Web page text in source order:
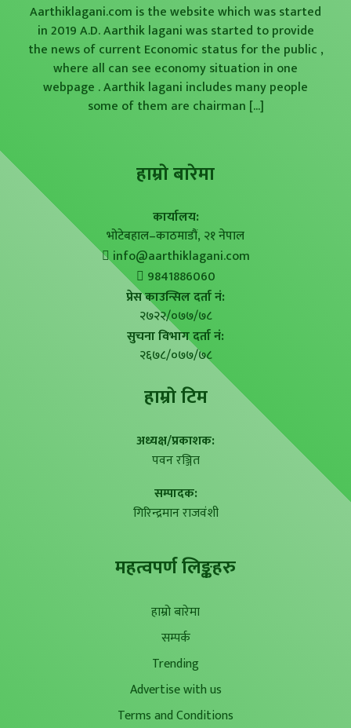
Aarthiklagani.com is the website which was started
in 2019 A.D. Aarthik lagani was started to provide
the news of current Economic status for the public ,
where all can see economy situation in one
webpage . Aarthik lagani includes many people
some of them are chairman [...]
हाम्राे बारेमा
कार्यालय:
भोटेबहाल–काठमाडौं, २१ नेपाल
info@aarthiklagani.com
9841886060
प्रेस काउन्सिल दर्ता नं:
२७२२/०७७/७८
सुचना विभाग दर्ता नं:
२६७८/०७७/७८
हाम्राे टिम
अध्यक्ष/प्रकाशक:
पवन रञ्जित
सम्पादक:
गिरिन्द्रमान राजवंशी
महत्वपर्ण लिङ्कहरु
हाम्रो बारेमा
सम्पर्क
Trending
Advertise with us
Terms and Conditions